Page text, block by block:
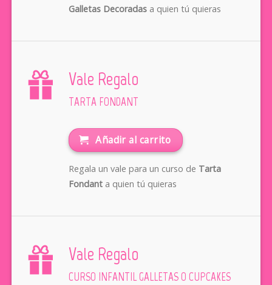
Galletas Decoradasa quien tú quieras
Vale Regalo
TARTA FONDANT
Añadir al carrito
Regala un vale para un curso de Tarta
Fondanta quien tú quieras
Vale Regalo
CURSO INFANTIL GALLETAS O CUPCAKES